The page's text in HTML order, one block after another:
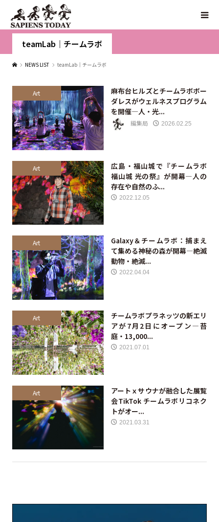
teamLab｜チームラボ
NEWS LIST teamLab｜チームラボ
Art
麻布台ヒルズとチームラボボー
ダレスがウェルネスプログラム
を開催—人・光...
編集局 2026.02.25
Art
広島・福山城で『チームラボ
福山城 光の祭』が開幕—人の
存在や自然のふ...
2022.12.05
Art
Galaxy＆チームラボ：捕まえ
て集める神秘の森が開幕—絶滅
動物・絶滅...
2022.04.04
Art
チームラボプラネッツの新エリ
アが7月2日にオープン—苔
庭・13,000...
2021.07.01
Art
アートｘサウナが融合した展覧
会TikTok チームラボリコネク
トがオー...
2021.03.31